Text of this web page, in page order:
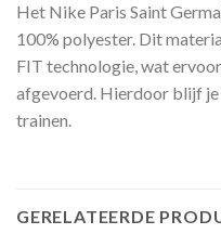
Het Nike Paris Saint
100% polyester. Dit
FIT technologie, wat
afgevoerd. Hierdoor blijf
trainen.
GERELATEERDE